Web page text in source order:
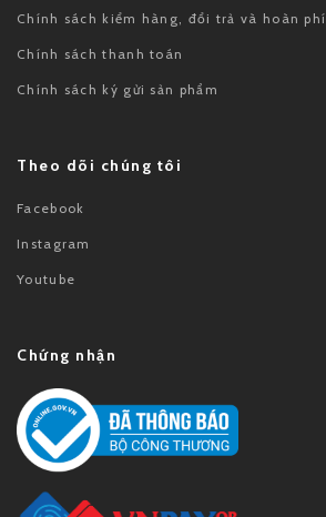
Chính sách kiểm hàng, đổi trả và hoàn phí
Chính sách thanh toán
Chính sách ký gửi sản phẩm
Theo dõi chúng tôi
Facebook
Instagram
Youtube
Chứng nhận